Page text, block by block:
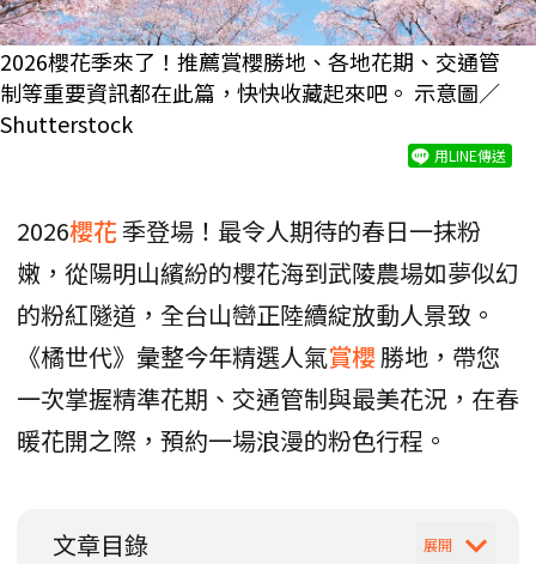
2026櫻花季來了！推薦賞櫻勝地、各地花期、交通管
制等重要資訊都在此篇，快快收藏起來吧。 示意圖／
Shutterstock
用LINE傳送
2026櫻花季登場！最令人期待的春日一抹粉
嫩，從陽明山繽紛的櫻花海到武陵農場如夢似幻
的粉紅隧道，全台山巒正陸續綻放動人景致。
《橘世代》彙整今年精選人氣賞櫻 勝地，帶您
一次掌握精準花期、交通管制與最美花況，在春
暖花開之際，預約一場浪漫的粉色行程。
文章目錄